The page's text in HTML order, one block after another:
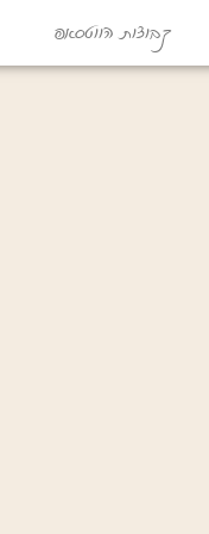
קבוצות הווטסאפ